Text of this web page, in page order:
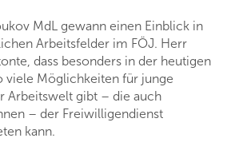
MdL gewann einen Einblick in
Arbeitsfelder im FÖJ. Herr
dass besonders in der heutigen
viele Möglichkeiten für junge
Arbeitswelt gibt – die auch
– der Freiwilligendienst
kann.